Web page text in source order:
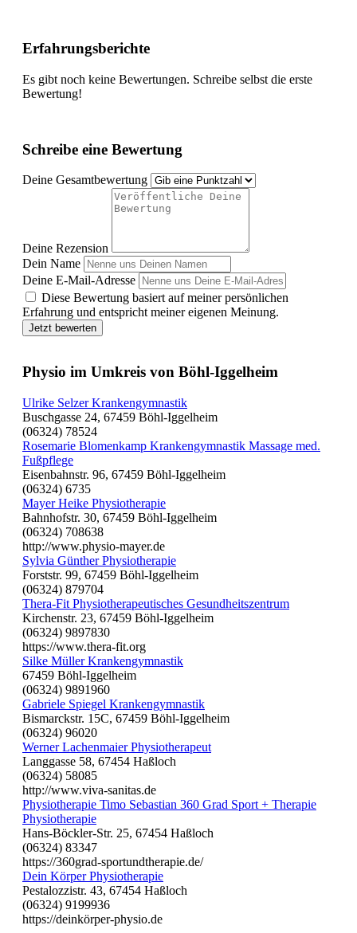
Erfahrungsberichte
Es gibt noch keine Bewertungen. Schreibe selbst die erste
Bewertung!
Schreibe eine Bewertung
Deine Gesamtbewertung
Deine Rezension
Dein Name
Deine E-Mail-Adresse
Diese Bewertung basiert auf meiner persönlichen
Erfahrung und entspricht meiner eigenen Meinung.
Jetzt bewerten
Physio im Umkreis von Böhl-Iggelheim
Ulrike Selzer Krankengymnastik
Buschgasse 24, 67459 Böhl-Iggelheim
(06324) 78524
Rosemarie Blomenkamp Krankengymnastik Massage med.
Fußpflege
Eisenbahnstr. 96, 67459 Böhl-Iggelheim
(06324) 6735
Mayer Heike Physiotherapie
Bahnhofstr. 30, 67459 Böhl-Iggelheim
(06324) 708638
http://www.physio-mayer.de
Sylvia Günther Physiotherapie
Forststr. 99, 67459 Böhl-Iggelheim
(06324) 879704
Thera-Fit Physiotherapeutisches Gesundheitszentrum
Kirchenstr. 23, 67459 Böhl-Iggelheim
(06324) 9897830
https://www.thera-fit.org
Silke Müller Krankengymnastik
67459 Böhl-Iggelheim
(06324) 9891960
Gabriele Spiegel Krankengymnastik
Bismarckstr. 15C, 67459 Böhl-Iggelheim
(06324) 96020
Werner Lachenmaier Physiotherapeut
Langgasse 58, 67454 Haßloch
(06324) 58085
http://www.viva-sanitas.de
Physiotherapie Timo Sebastian 360 Grad Sport + Therapie
Physiotherapie
Hans-Böckler-Str. 25, 67454 Haßloch
(06324) 83347
https://360grad-sportundtherapie.de/
Dein Körper Physiotherapie
Pestalozzistr. 43, 67454 Haßloch
(06324) 9199936
https://deinkörper-physio.de